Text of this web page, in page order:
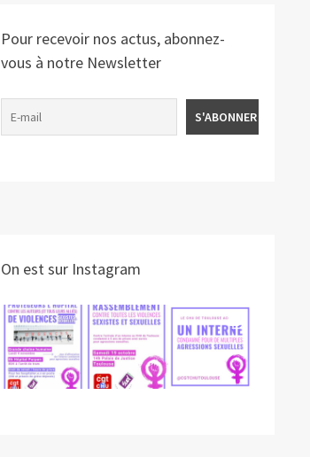
Pour recevoir nos actus, abonnez-
vous à notre Newsletter
On est sur Instagram